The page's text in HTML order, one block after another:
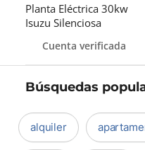
Planta Eléctrica 30kw
Isuzu Silenciosa
Cuenta verificada
Búsquedas
alquiler